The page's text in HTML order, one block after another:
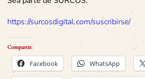
https://surcosdigital.com/suscribirse/
Compartir:
Facebook WhatsApp